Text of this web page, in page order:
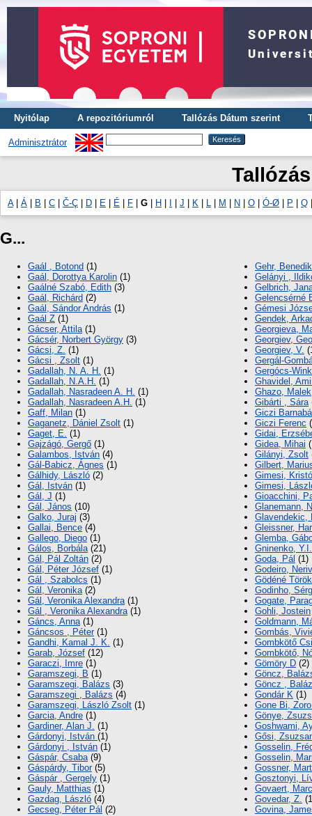
Nyitólap A repozitóriumról Tallózás Dátum szerint
Adminisztrátor
A| Á B C Č-Ç D E É F G H J K L M N O Ó-Ø P Q
G...
Gaál , Botond (1)
Gaál, Dorottya Karolin (1)
Gaálné Szabó, Edith (3)
Gaál, Richárd (2)
Gaál, Sándor András (1)
Gaál Z (1)
Gácser, Attila(1)
Gácsér, Norbert György (3)
Gácsi, Z. (1)
Gácsi , Zsolt (1)
Gadallah, N. A. H. (1)
Gadallah, N.A.H. (1)
Gadallah, Nasradeen A. H. (1)
Gadallah, Nasradeen A.H. (1)
Gaff, Milan (1)
Gaganetz, Dániel Zsolt (1)
Gaget, E. (1)
Gajzágó, Gergő (1)
Galambos, István (4)
Gál-Babicz, Ágnes (1)
Gálhidy, László (2)
Gál, István (1)
Gál, J (1)
Gál, János (10)
Galko, Juraj (3)
Gallai, Bence (4)
Gallego, Diego (1)
Gálos, Borbála(21)
Gál, Pál Zoltán (2)
Gál, Péter József (1)
Gál , Szabolcs (1)
Gál, Veronika(2)
Gál, Veronika Alexandra(1)
Gál , Veronika Alexandra(1)
Gáncs, Anna(1)
Gáncsos , Péter(1)
Gandhi, Kamal J. K. (1)
Garab, József (12)
Garaczi, Imre (1)
Garamszegi, B (1)
Garamszegi, Balázs (3)
Garamszegi , Balázs (4)
Garamszegi, László Zsolt (1)
Garcia, Andre (1)
Gardiner, Alan J. (1)
Gárdonyi, István (1)
Gárdonyi , István (1)
Gáspár, Csaba(9)
Gáspárdy, Tibor(5)
Gáspár , Gergely (1)
Gauly, Matthias (1)
Gazdag, László (4)
Gecseg, Péter Pál (2)
Gehr,
Gelányi ,
Gelbrich,
Gelencsérné
Gémesi
Gendek,
Georgieva,
Georgiev,
Georgiev, V.
Gergál-
Gergócs-
Ghavidel,
Ghazo, Malek
Gibárti , Sára
Giczi
Giczi Ferenc
Gidai,
Gidea, Mihai
Gilányi, Zsolt
Gilbert,
Gimesi,
Gimesi,
Gioacchini,
Glanemann,
Glavendekic,
Gleissner,
Glemba,
Gninenko, Y.I.
Goda, Pál (1)
Godeiro,
Gödéné
Godinho,
Gogate,
Gohli, Jostein
Goldmann,
Gombás,
Gombkötő
Gombkötő,
Gömöry D (2)
Göncz,
Göncz ,
Gondár K (1)
Gone Bi,
Gönye,
Goshwami,
Gősi,
Gosselin,
Gosselin,
Gossner,
Gosztonyi,
Govaert,
Govedar, Z.
Govina,